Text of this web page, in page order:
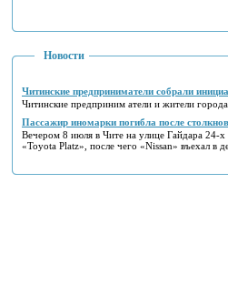
Новости
Читинские предприниматели собрали
Читинские предприним атели и жители
Пассажир иномарки погибла после
Вечером 8 июля в Чите на улице Гайдара 24-х
«Toyota Platz», после чего «Nissan» въехал в